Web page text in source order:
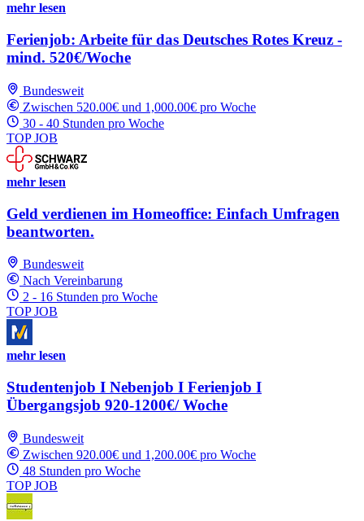
mehr lesen
Ferienjob: Arbeite für das Deutsches Rotes Kreuz -
mind. 520€/Woche
Bundesweit
Zwischen 520.00€ und 1,000.00€ pro Woche
30 - 40 Stunden pro Woche
TOP JOB
mehr lesen
Geld verdienen im Homeoffice: Einfach Umfragen
beantworten.
Bundesweit
Nach Vereinbarung
2 - 16 Stunden pro Woche
TOP JOB
mehr lesen
Studentenjob I Nebenjob I Ferienjob I
Übergangsjob 920-1200€/ Woche
Bundesweit
Zwischen 920.00€ und 1,200.00€ pro Woche
48 Stunden pro Woche
TOP JOB